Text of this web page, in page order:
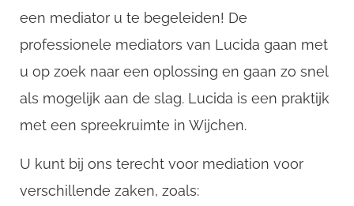
een mediator u te begeleiden! De
professionele mediators van Lucida gaan met
u op zoek naar een oplossing en gaan zo snel
als mogelijk aan de slag. Lucida is een praktijk
met een spreekruimte in Wijchen.
U kunt bij ons terecht voor mediation voor
verschillende zaken, zoals: